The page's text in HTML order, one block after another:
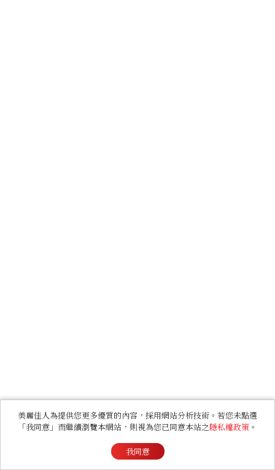
美麗佳人為提供您更多優質的內容，採用網站分析技術。若您未點選
「我同意」而繼續瀏覽本網站，則視為您已同意本站之隱私權政策 。
我同意